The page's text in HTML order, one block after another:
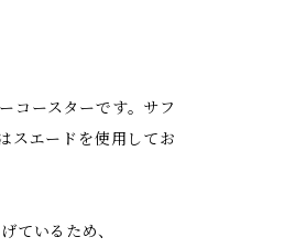
コースターです。サフ
スエードを使用してお
ているため、